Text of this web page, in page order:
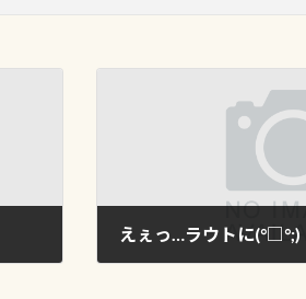
えぇっ…ラウトに(°□°;)